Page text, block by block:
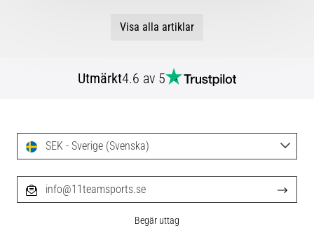
Visa alla artiklar
Utmärkt4.6 av 5
SEK - Sverige (Svenska)
info@11teamsports.se
Begär uttag